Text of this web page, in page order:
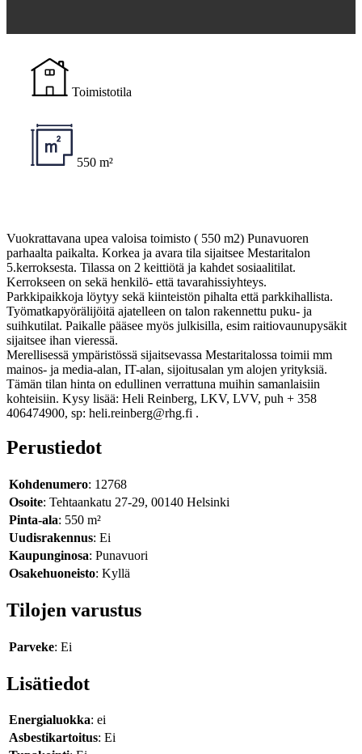
Toimistotila
550 m²
Vuokrattavana upea valoisa toimisto ( 550 m2) Punavuoren
parhaalta paikalta. Korkea ja avara tila sijaitsee Mestaritalon
5.kerroksesta. Tilassa on 2 keittiötä ja kahdet sosiaalitilat.
Kerrokseen on sekä henkilö- että tavarahissiyhteys.
Parkkipaikkoja löytyy sekä kiinteistön pihalta että parkkihallista.
Työmatkapyörälijöitä ajatelleen on talon rakennettu puku- ja
suihkutilat. Paikalle pääsee myös julkisilla, esim raitiovaunupysäkit
sijaitsee ihan vieressä.
Merellisessä ympäristössä sijaitsevassa Mestaritalossa toimii mm
mainos- ja media-alan, IT-alan, sijoitusalan ym alojen yrityksiä.
Tämän tilan hinta on edullinen verrattuna muihin samanlaisiin
kohteisiin. Kysy lisää: Heli Reinberg, LKV, LVV, puh + 358
406474900, sp: heli.reinberg@rhg.fi .
Perustiedot
Kohdenumero: 12768
Osoite: Tehtaankatu 27-29, 00140 Helsinki
Pinta-ala: 550 m²
Uudisrakennus: Ei
Kaupunginosa: Punavuori
Osakehuoneisto: Kyllä
Tilojen varustus
Parveke: Ei
Lisätiedot
Energialuokka: ei
Asbestikartoitus: Ei